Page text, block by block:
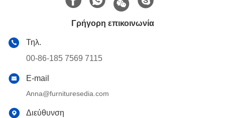
Γρήγορη επικοινωνία
Τηλ.
00-86-185 7569 7115
E-mail
Anna@furnituresedia.com
Διεύθυνση